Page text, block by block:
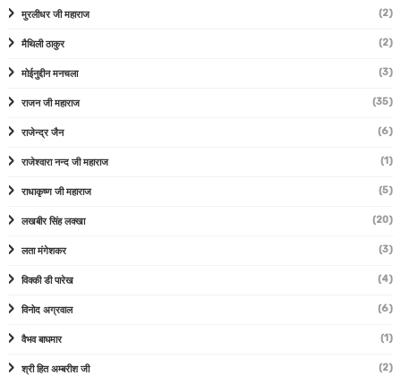
मुरलीधर जी महाराज (2)
मैथिली ठाकुर (2)
मोईनुद्दीन मनचला (3)
राजन जी महाराज (35)
राजेन्द्र जैन (6)
राजेश्वारा नन्द जी महाराज (1)
राधाकृष्ण जी महाराज (5)
लखबीर सिंह लक्खा (20)
लता मंगेशकर (3)
विक्की डी पारेख (4)
विनोद अग्रवाल (6)
वैभव बाघमार (1)
श्री हित अम्बरीश जी (2)